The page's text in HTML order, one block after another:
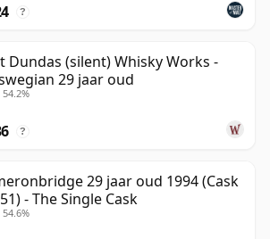
?
Dundas (silent) Whisky Works -
29 jaar oud
54.2%
?
29 jaar oud 1994 (Cask
- The Single Cask
54.6%